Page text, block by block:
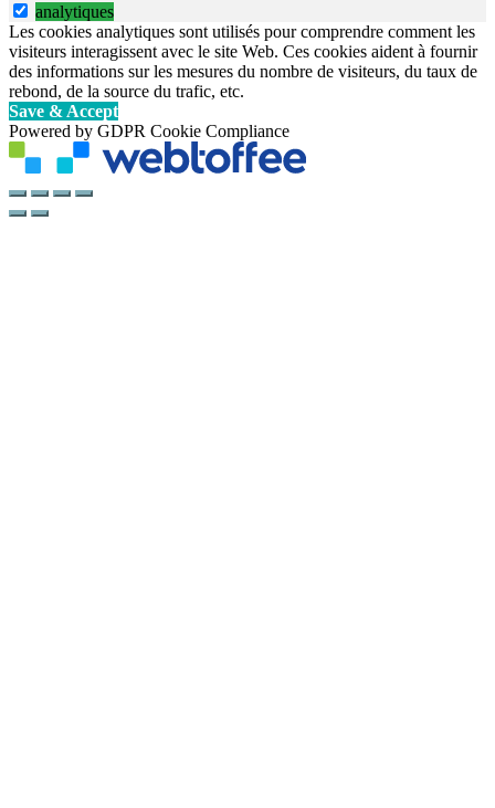
analytiques
Les cookies analytiques sont utilisés pour comprendre comment les
visiteurs interagissent avec le site Web. Ces cookies aident à fournir
des informations sur les mesures du nombre de visiteurs, du taux de
rebond, de la source du trafic, etc.
Save & Accept
Powered by GDPR Cookie Compliance